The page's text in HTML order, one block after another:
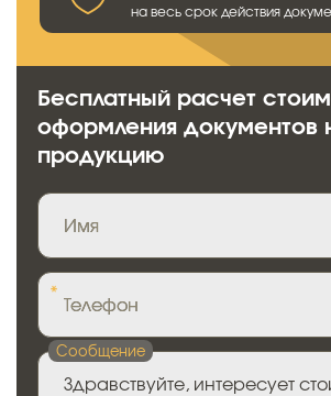
на весь срок действия
Бесплатный расчет
оформления документов
продукцию
Имя
Телефон
*
Сообщение